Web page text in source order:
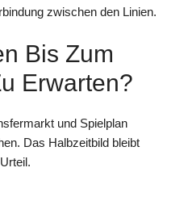
zwischen den Linien.
Bis Zum
Erwarten?
und Spielplan
Das Halbzeitbild bleibt